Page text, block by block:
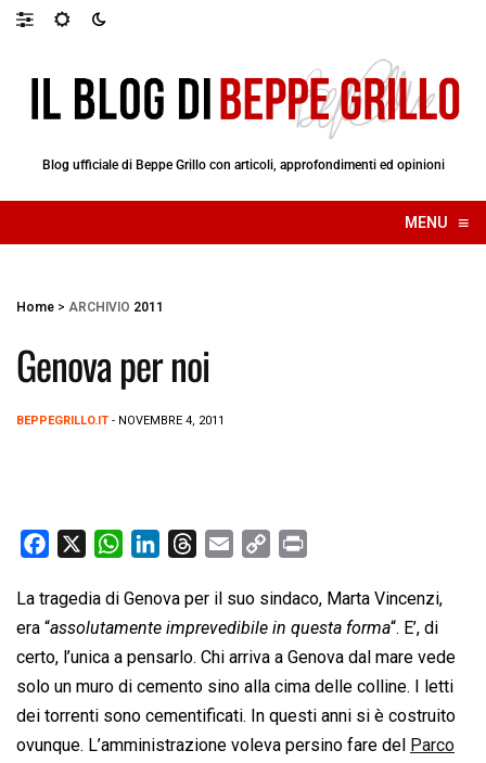
Blog ufficiale di Beppe Grillo con articoli, approfondimenti ed opinioni
MENU ≡
☰
Home > ARCHIVIO 2011
Genova per noi
BEPPEGRILLO.IT - NOVEMBRE 4, 2011
c
e
b
o
o
k
W
a
t
s
A
p
p
n
k
e
d
I
n
r
e
a
d
s
a
i
l
p
y
L
n
k
i
n
t
La tragedia di Genova per il suo sindaco, Marta Vincenzi,
era “assolutamente imprevedibile in questa forma“. E’, di
certo, l’unica a pensarlo. Chi arriva a Genova dal mare vede
solo un muro di cemento sino alla cima delle colline. I letti
dei torrenti sono cementificati. In questi anni si è costruito
ovunque. L’amministrazione voleva persino fare del Parco